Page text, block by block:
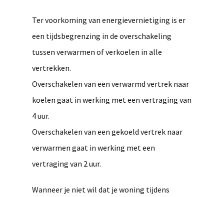
Ter voorkoming van energievernietiging is er
een tijdsbegrenzing in de overschakeling
tussen verwarmen of verkoelen in alle
vertrekken.
Overschakelen van een verwarmd vertrek naar
koelen gaat in werking met een vertraging van
4 uur.
Overschakelen van een gekoeld vertrek naar
verwarmen gaat in werking met een
vertraging van 2 uur.
Wanneer je niet wil dat je woning tijdens